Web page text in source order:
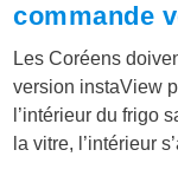
commande
Les Coréens
version instaView
l’intérieur du frigo
la vitre, l’intérieur